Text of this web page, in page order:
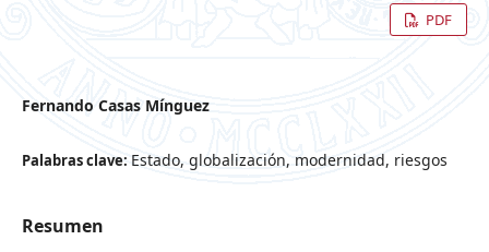
PDF
Fernando Casas Mínguez
Palabras clave: Estado, globalización, modernidad, riesgos
Resumen